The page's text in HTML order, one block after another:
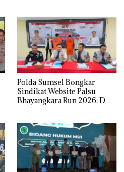
Polda Sumsel Bongkar
Sindikat Website Palsu
Bhayangkara Run 2026, Dua